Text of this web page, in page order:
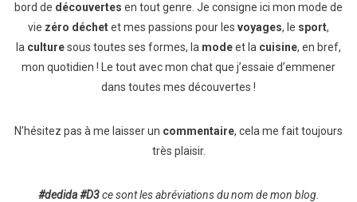
bord de découvertes en tout genre. Je consigne ici mon mode de
vie zéro déchetet mes passions pour les voyages, le sport,
la culturesous toutes ses formes, la modeet la cuisine, en bref,
mon quotidien ! Le tout avec mon chat que j’essaie d’emmener
dans toutes mes découvertes !
N’hésitez pas à me laisser un commentaire, cela me fait toujours
très plaisir.
#dedida #D3ce sont les abréviations du nom de mon blog.